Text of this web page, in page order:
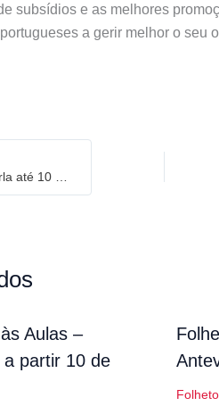
subsídios e as melhores
portugueses a gerir melhor o seu
Aulas –
partir 10 de